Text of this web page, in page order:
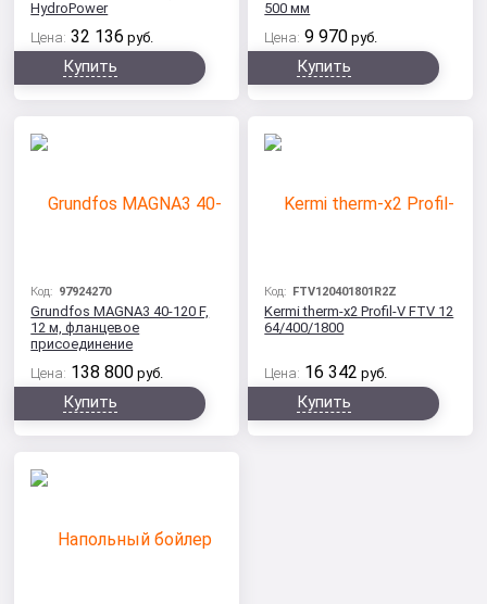
HydroPower
Цена: 32 136 руб.
Купить
500 мм
Цена: 9 970 руб.
Купить
Код: 97924270
Grundfos MAGNA3 40-120 F,
12 м, фланцевое
присоединение
Цена: 138 800 руб.
Купить
Код: FTV120401801R2Z
Kermi therm-x2 Profil-V FTV 12
64/400/1800
Цена: 16 342 руб.
Купить